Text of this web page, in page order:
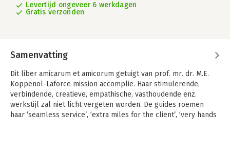
Levertijd ongeveer 6 werkdagen
Gratis verzonden
Samenvatting
Dit liber amicarum et amicorum getuigt van prof. mr. dr. M.E.
Koppenol-Laforce mission accomplie. Haar stimulerende,
verbindende, creatieve, empathische, vasthoudende enz.
werkstijl zal niet licht vergeten worden. De guides roemen
haar ‘seamless service’, ‘extra miles for the client’, ‘very hands